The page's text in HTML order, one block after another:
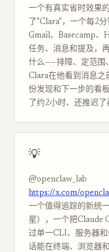
一个有真实省时效果
了"Clara"，一个每2
Gmail、Basecamp、
任务、消息和提及，
什么——排障、定范围
Clara在他看到消息之
份发现和下一步的看
了约2小时、还推迟了
💡
@openclaw_lab
https://x.com/
一个值得追踪的新统
星），一个把Claude
过单一CLI、服务器
话能在终端、浏览器